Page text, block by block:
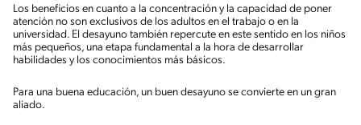
Los beneficios en cuanto a la concentración y la capacidad de poner
atención no son exclusivos de los adultos en el trabajo o en la
universidad. El desayuno también repercute en este sentido en los niños
más pequeños, una etapa fundamental a la hora de desarrollar
habilidades y los conocimientos más básicos.
Para una buena educación, un buen desayuno se convierte en un gran
aliado.